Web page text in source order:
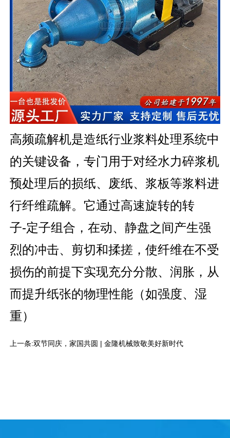
高频疏解机是造纸行业浆料处理系统中
的关键设备，专门用于对经水力碎浆机
预处理后的损纸、废纸、浆板等浆料进
行纤维疏解。它通过高速旋转的转
子‑定子组合，在动、静盘之间产生强
烈的冲击、剪切和揉搓，使纤维在不受
损伤的前提下实现充分分散、润胀，从
而提升纸张的物理性能（如强度、湿
重）
上一条:双节同庆，家国共圆 | 金隆机械致敬美好新时代